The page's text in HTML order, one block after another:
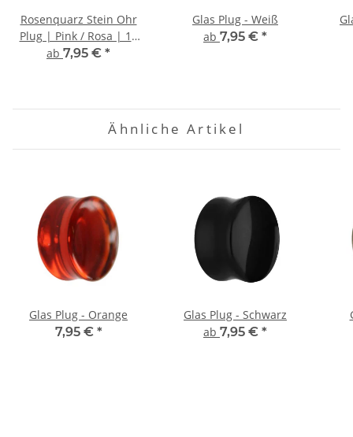
Rosenquarz Stein Ohr
Plug | Pink / Rosa | 11
Größen
ab 7,95 € *
Glas Plug - Weiß
ab 7,95 € *
Ähnliche Artikel
Glas Plug - Orange
7,95 € *
Glas Plug - Schwarz
ab 7,95 € *